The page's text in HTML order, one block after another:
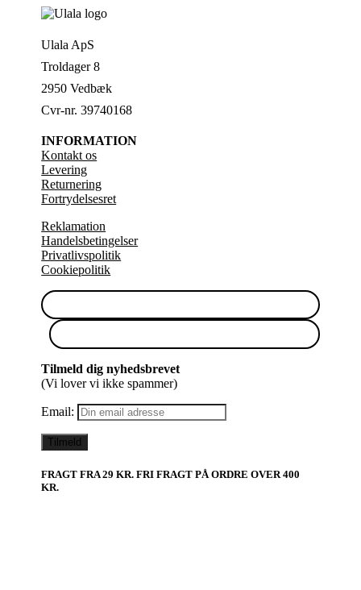
Ulala ApS
Troldager 8
2950 Vedbæk
Cvr-nr. 39740168
INFORMATION
Kontakt os
Levering
Returnering
Fortrydelsesret
Reklamation
Handelsbetingelser
Privatlivspolitik
Cookiepolitik
Tilmeld dig nyhedsbrevet
(Vi lover vi ikke spammer)
Email:
FRAGT FRA 29 KR. FRI FRAGT PÅ ORDRE OVER 400
KR.